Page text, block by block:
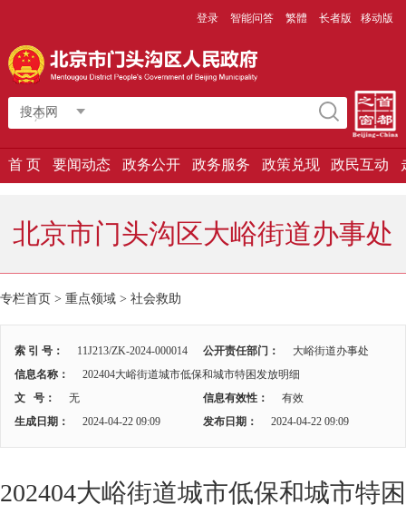
登录 智能问答 繁體 长者版 移动版
搜本网
首 页 要闻动态 政务公开 政务服务 政策兑现 政民互动
北京市门头沟区大峪街道办事处
专栏首页 > 重点领域 > 社会救助
索 引 号： 11J213/ZK-2024-000014 公开责任部门：
大峪街道办事处
信息名称：
202404大峪街道城市低保和城市特困发放明细
文 号：
无 信息有效性：
有效
生成日期：
2024-04-22 09:09 发布日期： 2024-04-22 09:09
202404大峪街道城市低保和城市特困